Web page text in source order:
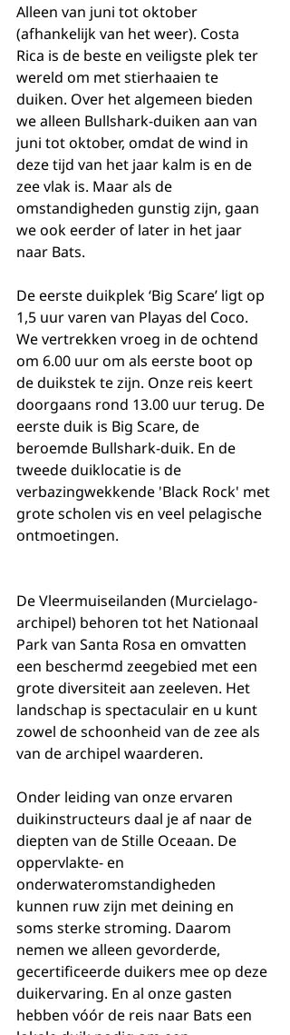
Alleen van juni tot oktober
(afhankelijk van het weer). Costa
Rica is de beste en veiligste plek ter
wereld om met stierhaaien te
duiken. Over het algemeen bieden
we alleen Bullshark-duiken aan van
juni tot oktober, omdat de wind in
deze tijd van het jaar kalm is en de
zee vlak is. Maar als de
omstandigheden gunstig zijn, gaan
we ook eerder of later in het jaar
naar Bats.
De eerste duikplek ‘Big Scare’ ligt op
1,5 uur varen van Playas del Coco.
We vertrekken vroeg in de ochtend
om 6.00 uur om als eerste boot op
de duikstek te zijn. Onze reis keert
doorgaans rond 13.00 uur terug. De
eerste duik is Big Scare, de
beroemde Bullshark-duik. En de
tweede duiklocatie is de
verbazingwekkende 'Black Rock' met
grote scholen vis en veel pelagische
ontmoetingen.
De Vleermuiseilanden (Murcielago-
archipel) behoren tot het Nationaal
Park van Santa Rosa en omvatten
een beschermd zeegebied met een
grote diversiteit aan zeeleven. Het
landschap is spectaculair en u kunt
zowel de schoonheid van de zee als
van de archipel waarderen.
Onder leiding van onze ervaren
duikinstructeurs daal je af naar de
diepten van de Stille Oceaan. De
oppervlakte- en
onderwateromstandigheden
kunnen ruw zijn met deining en
soms sterke stroming. Daarom
nemen we alleen gevorderde,
gecertificeerde duikers mee op deze
duikervaring. En al onze gasten
hebben vóór de reis naar Bats een